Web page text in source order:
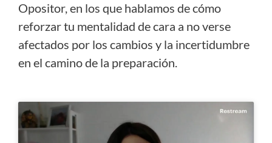
Opositor, en los que hablamos de cómo
reforzar tu mentalidad de cara a no verse
afectados por los cambios y la incertidumbre
en el camino de la preparación.